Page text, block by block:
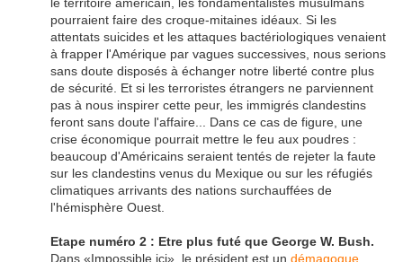
pourraient faire des croque-mitaines idéaux. Si les
attentats suicides et les attaques bactériologiques venaient
à frapper l'Amérique par vagues successives, nous serions
sans doute disposés à échanger notre liberté contre plus
de sécurité. Et si les terroristes étrangers ne parviennent
pas à nous inspirer cette peur, les immigrés clandestins
feront sans doute l'affaire... Dans ce cas de figure, une
crise économique pourrait mettre le feu aux poudres :
beaucoup d'Américains seraient tentés de rejeter la faute
sur les clandestins venus du Mexique ou sur les réfugiés
climatiques arrivants des nations surchauffées de
l'hémisphère Ouest.
Etape numéro 2 : Etre plus futé que George W. Bush.
Dans «Impossible ici», le président est un démagogue